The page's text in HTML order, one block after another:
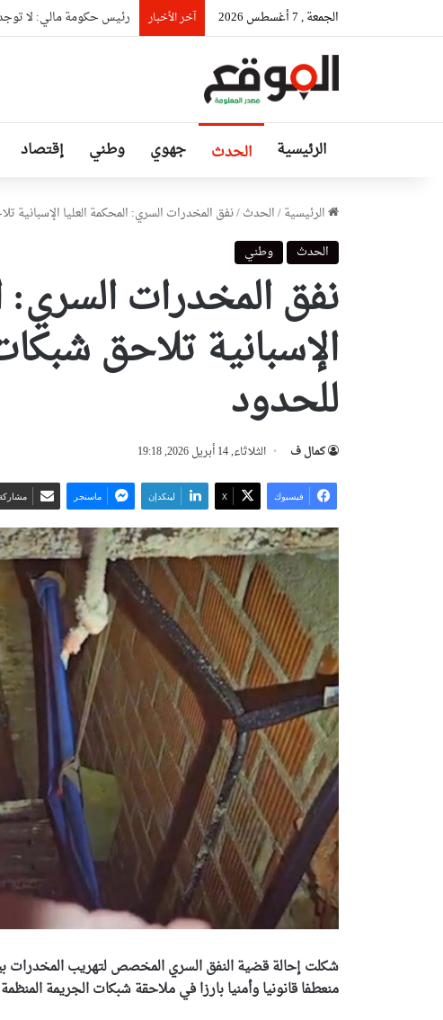
الجمعة , 7 أغسطس 2026 آخر الأخبار رئيس حكومة مالي: لا توجد
الرئيسية الحدث جهوي وطني إقتصاد
الرئيسية/الحدث/نفق المخدرات السري: المحكمة العليا الإسبانية
الحدث
وطني
نفق المخدرات السري:
الإسبانية تلاحق
للحدود
كمال ف الثلاثاء, 14 أبريل 2026, 19:18
فيسبوك ‫X لينكدإن ماسنجر
شكلت إحالة قضية النفق السري المخصص لتهريب المخدرات
منعطفا قانونيا وأمنيا بارزا في ملاحقة شبكات الجريمة